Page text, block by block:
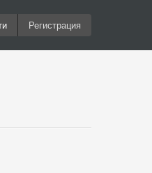
Регистрация